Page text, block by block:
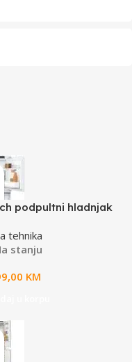
podpultni hladnjak
L, Z: 17 L,
tehnika
stanju
KM